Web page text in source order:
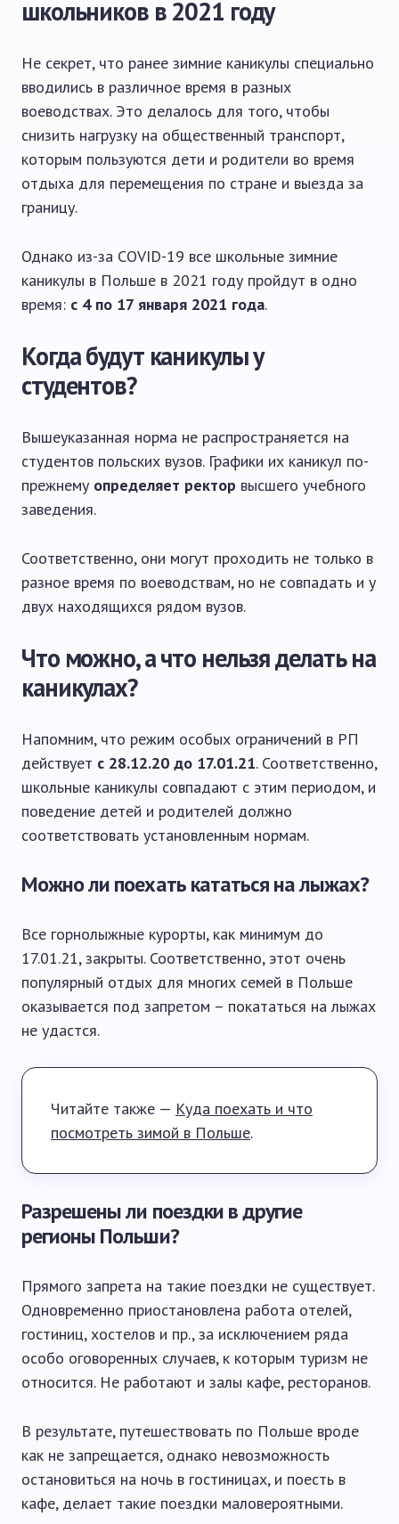
школьников в 2021 году
Не секрет, что ранее зимние каникулы специально
вводились в различное время в разных
воеводствах. Это делалось для того, чтобы
снизить нагрузку на общественный транспорт,
которым пользуются дети и родители во время
отдыха для перемещения по стране и выезда за
границу.
Однако из-за COVID-19 все школьные зимние
каникулы в Польше в 2021 году пройдут в одно
время: с 4 по 17 января 2021 года.
Когда будут каникулы у
студентов?
Вышеуказанная норма не распространяется на
студентов польских вузов. Графики их каникул по-
прежнему определяет ректор высшего учебного
заведения.
Соответственно, они могут проходить не только в
разное время по воеводствам, но не совпадать и у
двух находящихся рядом вузов.
Что можно, а что нельзя делать на
каникулах?
Напомним, что режим особых ограничений в РП
действует с 28.12.20 до 17.01.21. Соответственно,
школьные каникулы совпадают с этим периодом, и
поведение детей и родителей должно
соответствовать установленным нормам.
Можно ли поехать кататься на лыжах?
Все горнолыжные курорты, как минимум до
17.01.21, закрыты. Соответственно, этот очень
популярный отдых для многих семей в Польше
оказывается под запретом – покататься на лыжах
не удастся.
Читайте также — Куда поехать и что
посмотреть зимой в Польше.
Разрешены ли поездки в другие
регионы Польши?
Прямого запрета на такие поездки не существует.
Одновременно приостановлена работа отелей,
гостиниц, хостелов и пр., за исключением ряда
особо оговоренных случаев, к которым туризм не
относится. Не работают и залы кафе, ресторанов.
В результате, путешествовать по Польше вроде
как не запрещается, однако невозможность
остановиться на ночь в гостиницах, и поесть в
кафе, делает такие поездки маловероятными.